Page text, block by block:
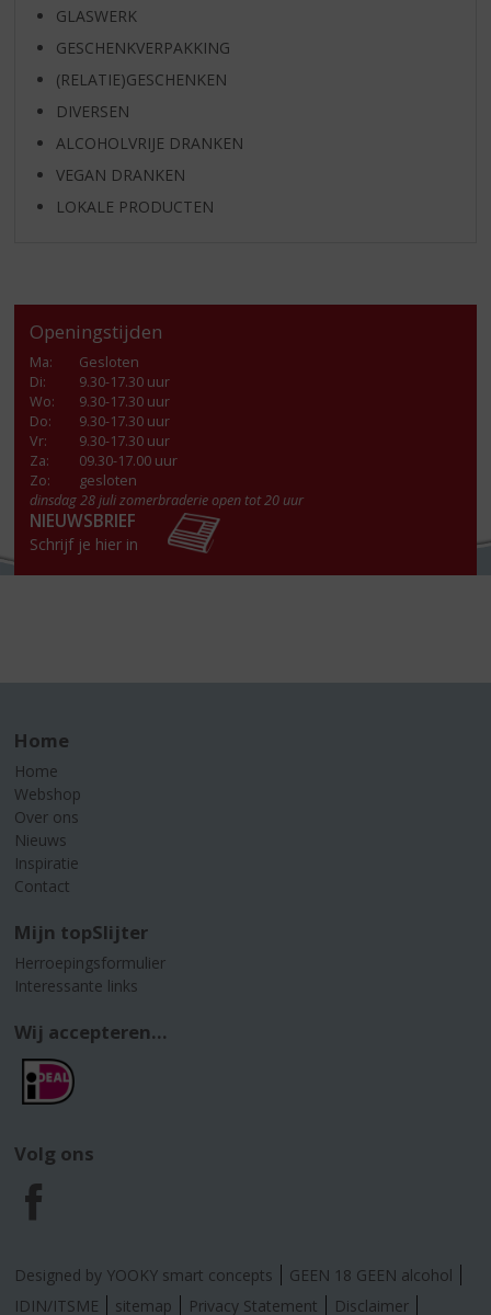
GLASWERK
GESCHENKVERPAKKING
(RELATIE)GESCHENKEN
DIVERSEN
ALCOHOLVRIJE DRANKEN
VEGAN DRANKEN
LOKALE PRODUCTEN
Openingstijden
Ma:
Gesloten
Di:
9.30-17.30 uur
Wo:
9.30-17.30 uur
Do:
9.30-17.30 uur
Vr:
9.30-17.30 uur
Za:
09.30-17.00 uur
Zo:
gesloten
dinsdag 28 juli zomerbraderie open tot 20 uur
NIEUWSBRIEF
Schrijf je hier in
Home
Home
Webshop
Over ons
Nieuws
Inspiratie
Contact
Mijn topSlijter
Herroepingsformulier
Interessante links
Wij accepteren...
Volg ons
F
a
Designed by YOOKY smart concepts
GEEN 18 GEEN alcohol
IDIN/ITSME
sitemap Privacy Statement Disclaimer